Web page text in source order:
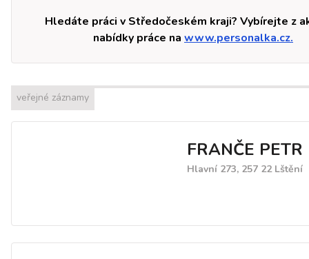
Hledáte práci v Středočeském kraji? Vybírejte z
nabídky práce na www.personalka.cz.
veřejné záznamy
FRANČE PETR
Hlavní 273, 257 22 Lštění